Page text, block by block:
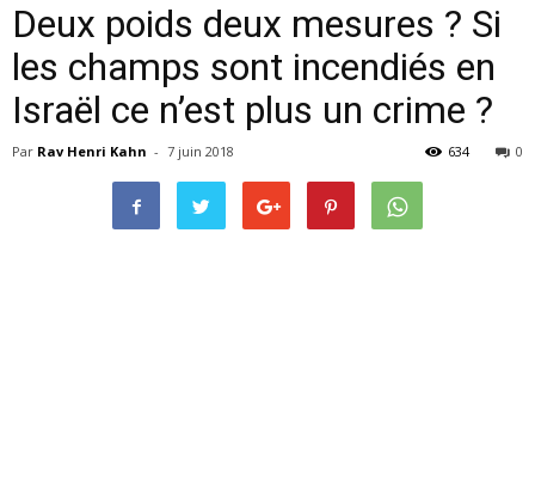
Deux poids deux mesures ? Si
les champs sont incendiés en
Israël ce n’est plus un crime ?
Par Rav Henri Kahn - 7 juin 2018 0
634